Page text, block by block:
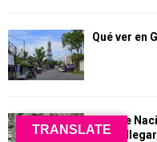
Qué ver en
Parque
cómo
TRANSLATE